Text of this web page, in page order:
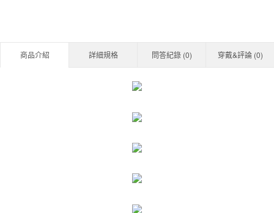
商品介紹 詳細規格 問答紀錄 (0) 穿戴&評論 (0)